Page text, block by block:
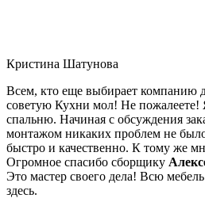
Кристина Шатунова
Всем, кто еще выбирает компанию
советую Кухни мол! Не пожалеете!
спальню. Начиная с обсуждения
монтажом никаких проблем не
быстро и качественно. К тому же
Огромное спасибо сборщику
Это мастер своего дела! Всю мебель
здесь.